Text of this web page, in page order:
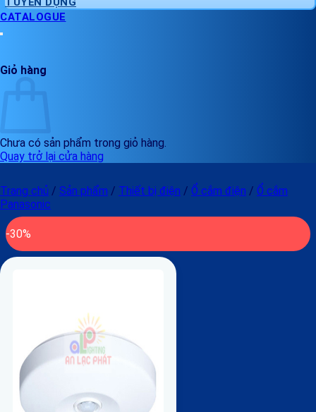
CATALOGUE
Giỏ hàng
Chưa có sản phẩm trong giỏ hàng.
Quay trở lại cửa hàng
Trang chủ / Sản phẩm / Thiết bị điện / Ổ cắm điện / Ổ cắm
Panasonic
-30%